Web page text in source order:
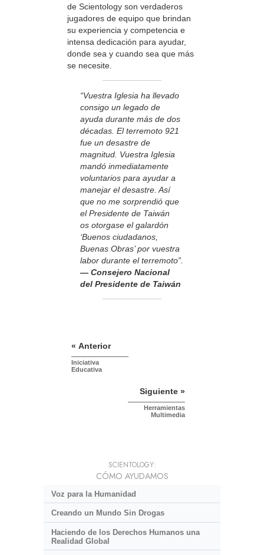
de Scientology son verdaderos
jugadores de equipo que brindan
su experiencia y competencia e
intensa dedicación para ayudar,
donde sea y cuando sea que más
se necesite.
“Vuestra Iglesia ha llevado
consigo un legado de
ayuda durante más de dos
décadas. El terremoto 921
fue un desastre de
magnitud. Vuestra Iglesia
mandó inmediatamente
voluntarios para ayudar a
manejar el desastre. Así
que no me sorprendió que
el Presidente de Taiwán
os otorgase el galardón
‘Buenos ciudadanos,
Buenas Obras’ por vuestra
labor durante el terremoto”.
— Consejero Nacional
del Presidente de Taiwán
« Anterior
Iniciativa
Educativa
Siguiente »
Herramientas
Multimedia
SCIENTOLOGY:
CÓMO AYUDAMOS
Voz para la Humanidad
Creando un Mundo Sin Drogas
Haciendo de los Derechos Humanos una
Realidad Global